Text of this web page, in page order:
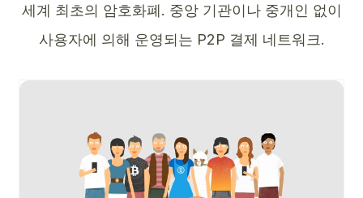
세계 최초의 암호화폐. 중앙 기관이나 중개인 없이
사용자에 의해 운영되는 P2P 결제 네트워크.